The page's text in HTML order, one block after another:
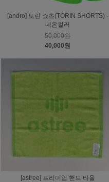
[andro] 토린 쇼츠(TORIN SHORTS) -
네온컬러
50,000원
40,000원
[astree] 프리미엄 핸드 타올